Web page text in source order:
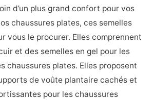
d’un plus grand confort pour vos
chaussures plates, ces semelles
vous le procurer. Elles comprennent
et des semelles en gel pour les
chaussures plates. Elles proposent
de voûte plantaire cachés et
pour les chaussures